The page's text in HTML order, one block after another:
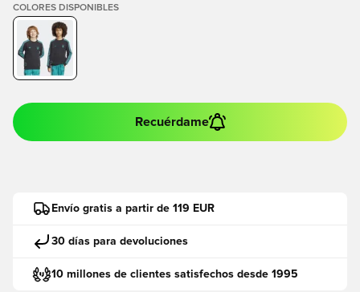
COLORES DISPONIBLES
Recuérdame
Envío gratis a partir de 119 EUR
30 días para devoluciones
10 millones de clientes satisfechos desde 1995